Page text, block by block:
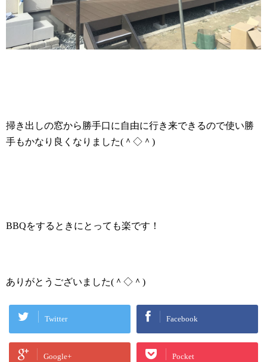
掃き出しの窓から勝手口に自由に行き来できるので使い勝
手もかなり良くなりました( ＾◇＾ )
BBQをするときにとっても楽です！
ありがとうございました( ＾◇＾ )
Twitter Facebook
Google+ Pocket